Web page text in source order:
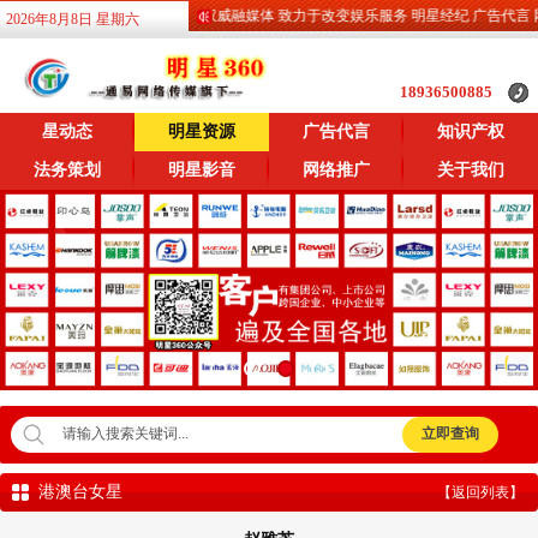
2026年8月8日 星期六明星360 专业权威融媒体 致力于改变娱乐服务 明星经纪 广告代言 网
18936500885
星动态 明星资源 广告代言 知识产权
法务策划 明星影音 网络推广 关于我们
港澳台女星 【返回列表】